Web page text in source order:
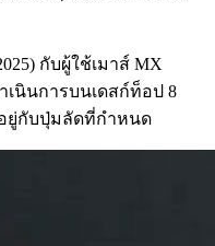
กับผู้ใช้เมาส์ MX
เนินการบนเดสก์ท็อป 8
ยู่กับปุ่มลัดที่กำหนด